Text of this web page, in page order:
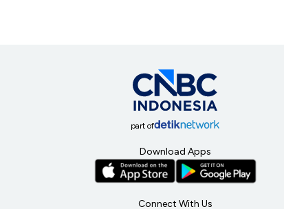
part of
Download Apps
Connect With Us